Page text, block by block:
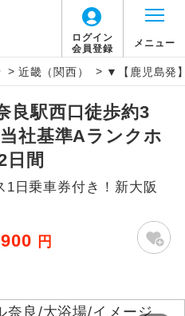
ログイン
会員登録
メニュー
> 近畿（関西） > ▼【鹿児島発
良駅西口徒歩約3
社基準Aランクホ
日間
日乗車券付き！新大阪
円
説明
空港（駅）から復路到着空港
で同行します。
空港（駅）から最終日出発空港
で添乗員が同行します。
ドが乗務し、車内での観光案内
す。